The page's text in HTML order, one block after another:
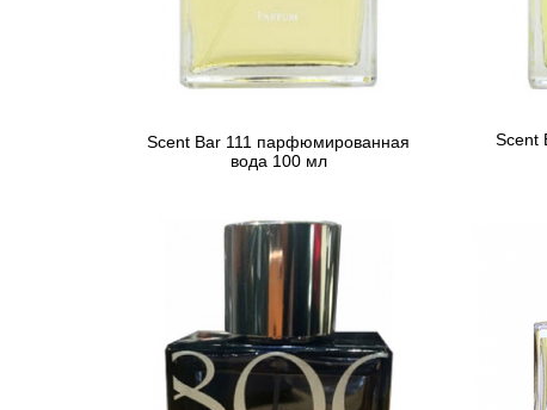
Scent Bar 111 парфюмированная
вода 100 мл
Предзаказ
Scent